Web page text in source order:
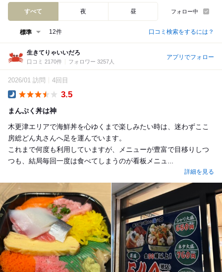
すべて 夜 昼 フォロー中
12件 口コミ検索をするには？
生きてりゃいいだろ
口コミ 2170件 フォロワー 3257人
アプリでフォロー
2026/01 訪問 4回目
3.5
まんぷく丼は神
木更津エリアで海鮮丼を心ゆくまで楽しみたい時は、迷わずここ
房総どん丸さんへ足を運んでいます。
これまで何度も利用していますが、メニューが豊富で目移りしつ
つも、結局毎回一度は食べてしまうのが看板メニュ...
詳細を見る